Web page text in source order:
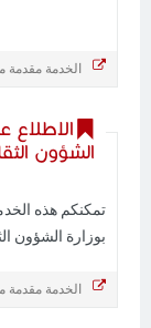
الخدمة مقدمة
الاطلاع
الشؤون
تمكنكم هذه
بوزارة الشؤون
الخدمة مقدمة